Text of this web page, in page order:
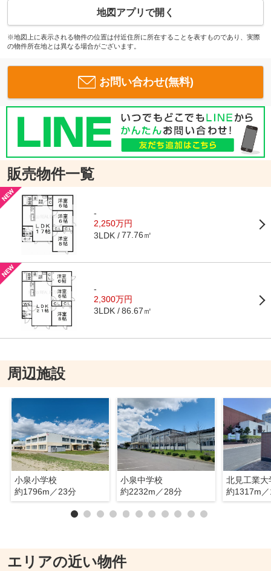
地図アプリで開く
※地図上に表示される物件の位置は付近住所に所在することを表すものであり、実際
の物件所在地とは異なる場合がございます。
お問い合わせ(無料)
販売物件一覧
-
2,250万円
3LDK 77.76㎡
-
2,300万円
3LDK 86.67㎡
周辺施設
小泉小学校
約1796m／23分
小泉中学校
約2232m／28分
北見工業大
約1317m
エリアの近い物件